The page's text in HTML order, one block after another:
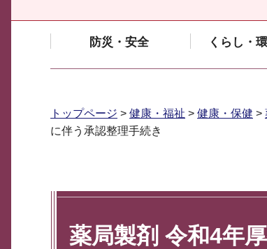
防災・安全 くらし・
トップページ > 健康・福祉 > 健康・保健 >
に伴う承認整理手続き
薬局製剤 令和4年